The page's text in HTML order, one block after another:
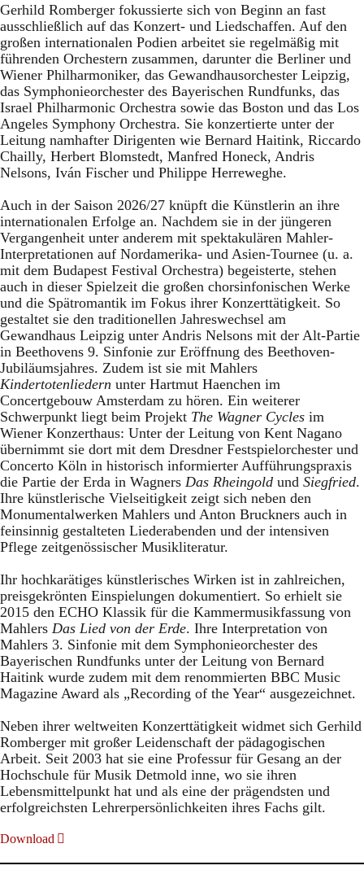
Gerhild Romberger fokussierte sich von Beginn an fast
ausschließlich auf das Konzert- und Liedschaffen. Auf den
großen internationalen Podien arbeitet sie regelmäßig mit
führenden Orchestern zusammen, darunter die Berliner und
Wiener Philharmoniker, das Gewandhausorchester Leipzig,
das Symphonieorchester des Bayerischen Rundfunks, das
Israel Philharmonic Orchestra sowie das Boston und das Los
Angeles Symphony Orchestra. Sie konzertierte unter der
Leitung namhafter Dirigenten wie Bernard Haitink, Riccardo
Chailly, Herbert Blomstedt, Manfred Honeck, Andris
Nelsons, Iván Fischer und Philippe Herreweghe.
Auch in der Saison 2026/27 knüpft die Künstlerin an ihre
internationalen Erfolge an. Nachdem sie in der jüngeren
Vergangenheit unter anderem mit spektakulären Mahler-
Interpretationen auf Nordamerika- und Asien-Tournee (u. a.
mit dem Budapest Festival Orchestra) begeisterte, stehen
auch in dieser Spielzeit die großen chorsinfonischen Werke
und die Spätromantik im Fokus ihrer Konzerttätigkeit. So
gestaltet sie den traditionellen Jahreswechsel am
Gewandhaus Leipzig unter Andris Nelsons mit der Alt-Partie
in Beethovens 9. Sinfonie zur Eröffnung des Beethoven-
Jubiläumsjahres. Zudem ist sie mit Mahlers
Kindertotenliedern unter Hartmut Haenchen im
Concertgebouw Amsterdam zu hören. Ein weiterer
Schwerpunkt liegt beim Projekt The Wagner Cycles im
Wiener Konzerthaus: Unter der Leitung von Kent Nagano
übernimmt sie dort mit dem Dresdner Festspielorchester und
Concerto Köln in historisch informierter Aufführungspraxis
die Partie der Erda in Wagners Das Rheingold und Siegfried.
Ihre künstlerische Vielseitigkeit zeigt sich neben den
Monumentalwerken Mahlers und Anton Bruckners auch in
feinsinnig gestalteten Liederabenden und der intensiven
Pflege zeitgenössischer Musikliteratur.
Ihr hochkarätiges künstlerisches Wirken ist in zahlreichen,
preisgekrönten Einspielungen dokumentiert. So erhielt sie
2015 den ECHO Klassik für die Kammermusikfassung von
Mahlers Das Lied von der Erde. Ihre Interpretation von
Mahlers 3. Sinfonie mit dem Symphonieorchester des
Bayerischen Rundfunks unter der Leitung von Bernard
Haitink wurde zudem mit dem renommierten BBC Music
Magazine Award als „Recording of the Year“ ausgezeichnet.
Neben ihrer weltweiten Konzerttätigkeit widmet sich Gerhild
Romberger mit großer Leidenschaft der pädagogischen
Arbeit. Seit 2003 hat sie eine Professur für Gesang an der
Hochschule für Musik Detmold inne, wo sie ihren
Lebensmittelpunkt hat und als eine der prägendsten und
erfolgreichsten Lehrerpersönlichkeiten ihres Fachs gilt.
Download